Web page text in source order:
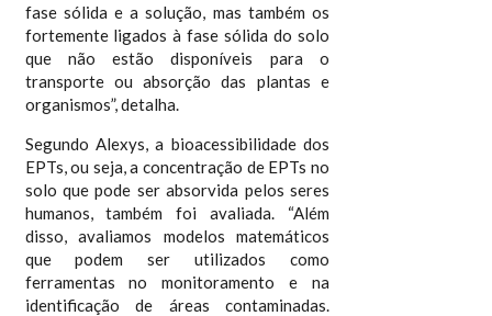
fase sólida e a solução, mas também os
fortemente ligados à fase sólida do solo
que não estão disponíveis para o
transporte ou absorção das plantas e
organismos”, detalha.
Segundo Alexys, a bioacessibilidade dos
EPTs, ou seja, a concentração de EPTs no
solo que pode ser absorvida pelos seres
humanos, também foi avaliada. “Além
disso, avaliamos modelos matemáticos
que podem ser utilizados como
ferramentas no monitoramento e na
identificação de áreas contaminadas.